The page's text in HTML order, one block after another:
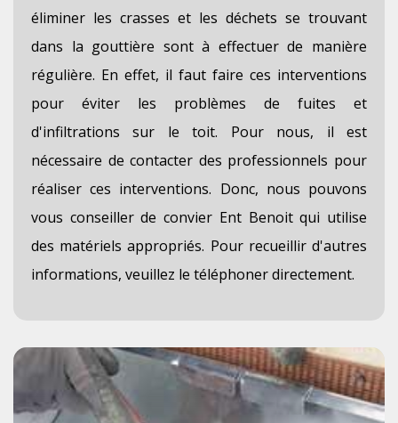
éliminer les crasses et les déchets se trouvant
dans la gouttière sont à effectuer de manière
régulière. En effet, il faut faire ces interventions
pour éviter les problèmes de fuites et
d'infiltrations sur le toit. Pour nous, il est
nécessaire de contacter des professionnels pour
réaliser ces interventions. Donc, nous pouvons
vous conseiller de convier Ent Benoit qui utilise
des matériels appropriés. Pour recueillir d'autres
informations, veuillez le téléphoner directement.